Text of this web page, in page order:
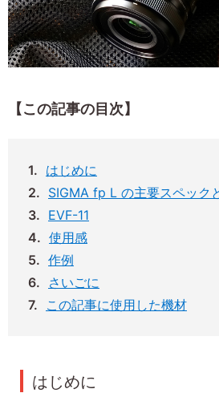
【この記事の目次】
はじめに
SIGMA fp L の主要スペック
EVF-11
使用感
作例
さいごに
この記事に使用した機材
はじめに